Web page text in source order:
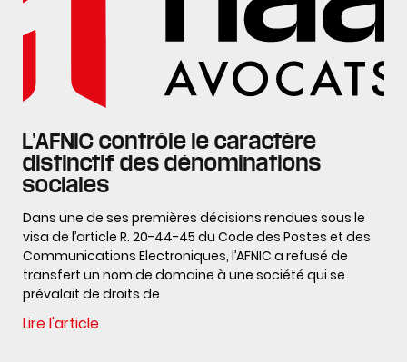
L’AFNIC contrôle le caractère
distinctif des dénominations
sociales
Dans une de ses premières décisions rendues sous le
visa de l’article R. 20-44-45 du Code des Postes et des
Communications Electroniques, l’AFNIC a refusé de
transfert un nom de domaine à une société qui se
prévalait de droits de
Lire l'article